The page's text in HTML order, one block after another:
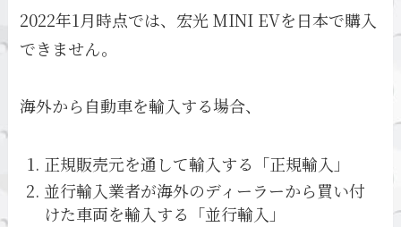
2022年1月時点では、宏光 MINI EVを日本で購入
できません。
海外から自動車を輸入する場合、
正規販売元を通して輸入する「正規輸入」
並行輸入業者が海外のディーラーから買い付
けた車両を輸入する「並行輸入」